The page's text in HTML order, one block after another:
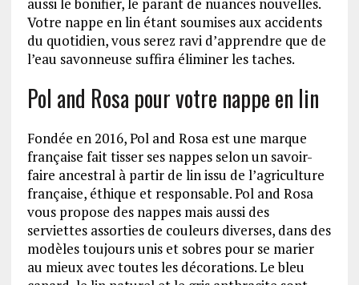
Votre nappe en lin étant soumises aux accidents
du quotidien, vous serez ravi d’apprendre que de
l’eau savonneuse suffira éliminer les taches.
Pol and Rosa pour votre nappe en lin
Fondée en 2016, Pol and Rosa est une marque
française fait tisser ses nappes selon un savoir-
faire ancestral à partir de lin issu de l’agriculture
française, éthique et responsable. Pol and Rosa
vous propose des nappes mais aussi des
serviettes assorties de couleurs diverses, dans des
modèles toujours unis et sobres pour se marier
au mieux avec toutes les décorations. Le bleu